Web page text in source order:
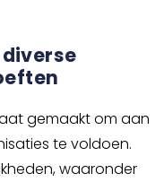
gemaakt om aan
te voldoen.
waaronder